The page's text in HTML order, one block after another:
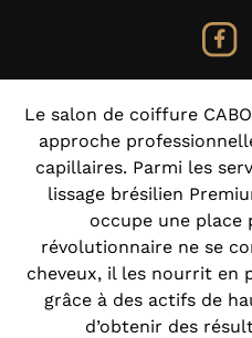
Le salon de coiffure
approche
capillaires. Parmi les
lissage brésilien
occupe une place
révolutionnaire ne se
cheveux, il les nourrit en
grâce à des actifs de
d’obtenir des